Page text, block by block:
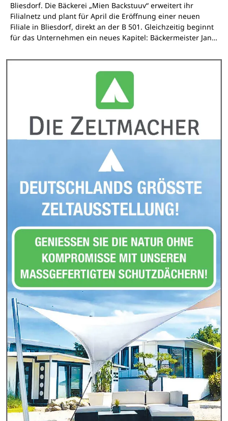
Bliesdorf. Die Bäckerei „Mien Backstuuv“ erweitert ihr
Filialnetz und plant für April die Eröffnung einer neuen
Filiale in Bliesdorf, direkt an der B 501. Gleichzeitig beginnt
für das Unternehmen ein neues Kapitel: Bäckermeister Jan…